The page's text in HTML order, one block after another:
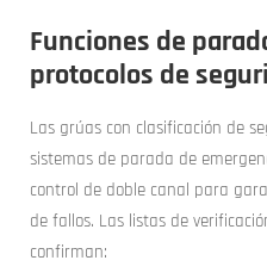
Funciones de
protocolos de
Las grúas con clasificación de
sistemas de parada de
control de doble canal para
de fallos. Las listas de
confirman: